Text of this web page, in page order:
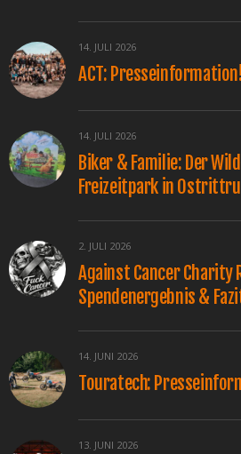
14. JULI 2026
ACT: Presseinformation!
14. JULI 2026
Biker & Familie: Der
Freizeitpark in
2. JULI 2026
Against Cancer Charity
Spendenergebnis &
14. JUNI 2026
Touratech:
13. JUNI 2026